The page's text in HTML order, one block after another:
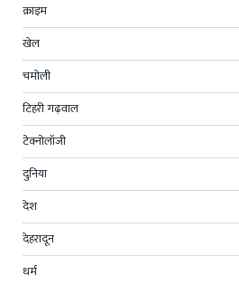
क्राइम
खेल
चमोली
टिहरी गढ़वाल
टेक्नोलॉजी
दुनिया
देश
देहरादून
धर्म